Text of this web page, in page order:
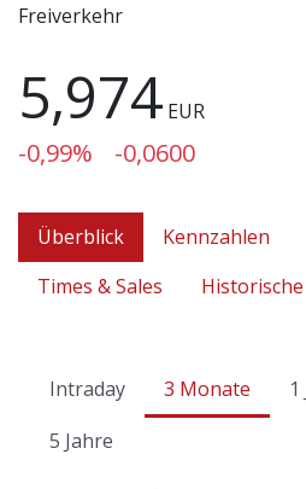
Freiverkehr
5,974 EUR
-0,99% -0,0600
Überblick Kennzahlen
Times & Sales
Intraday 3 Monate
5 Jahre